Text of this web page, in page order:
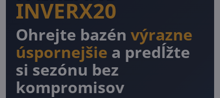
INVERX20
Ohrejte bazén výrazne
úspornejšie a predĺžte
si sezónu bez
kompromisov